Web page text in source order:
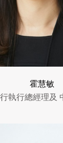
霍慧敏
執行總經理及